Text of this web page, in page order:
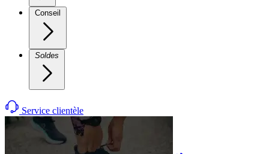
Conseil
Soldes
Service clientèle